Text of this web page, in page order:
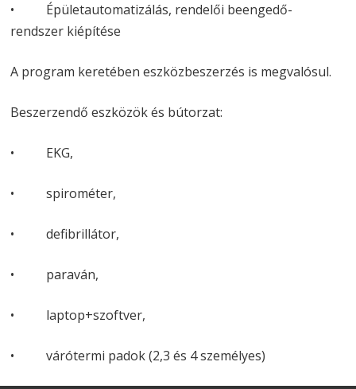
• Épületautomatizálás, rendelői beengedő-
rendszer kiépítése
A program keretében eszközbeszerzés is megvalósul.
Beszerzendő eszközök és bútorzat:
• EKG,
• spirométer,
• defibrillátor,
• paraván,
• laptop+szoftver,
• várótermi padok (2,3 és 4 személyes)